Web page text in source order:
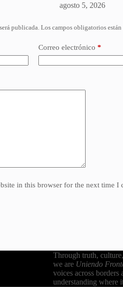
agosto 5, 2026
publicada. Los campos obligatorios están
Correo electrónico *
in this browser for the next time I
Through truth,
we are Uniendo
voices across borders
understanding where